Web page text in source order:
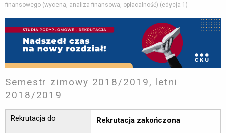
finansowego (wycena, analiza finansowa, opłacalność) (edycja 1)
Semestr zimowy 2018/2019, letni
2018/2019
Rekrutacja do Rekrutacja zakończona